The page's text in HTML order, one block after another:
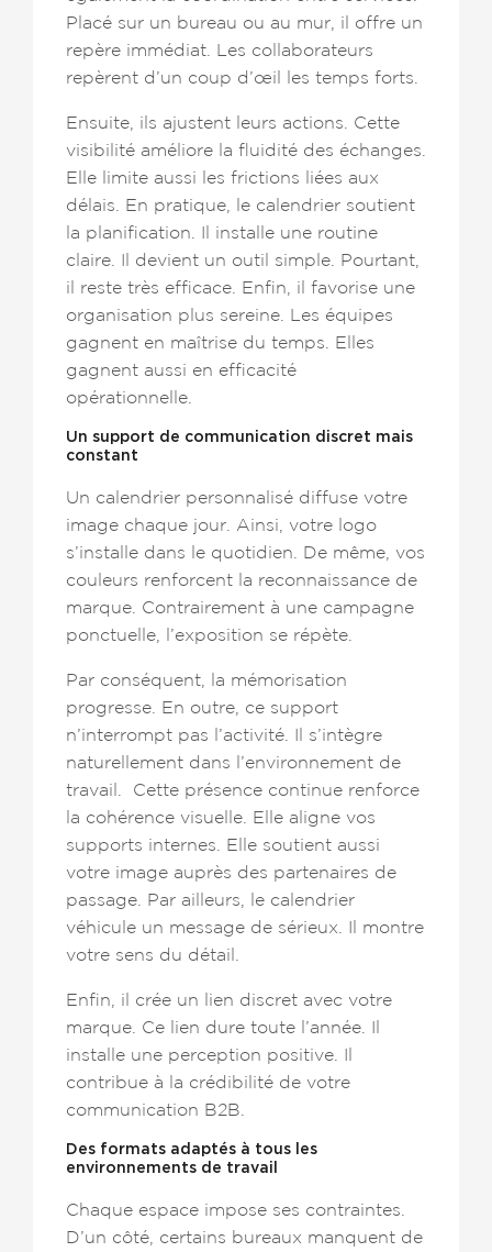
Placé sur un bureau ou au mur, il offre un
repère immédiat. Les collaborateurs
repèrent d’un coup d’œil les temps forts.
Ensuite, ils ajustent leurs actions. Cette
visibilité améliore la fluidité des échanges.
Elle limite aussi les frictions liées aux
délais. En pratique, le calendrier soutient
la planification. Il installe une routine
claire. Il devient un outil simple. Pourtant,
il reste très efficace. Enfin, il favorise une
organisation plus sereine. Les équipes
gagnent en maîtrise du temps. Elles
gagnent aussi en efficacité
opérationnelle.
Un support de communication discret mais
constant
Un calendrier personnalisé diffuse votre
image chaque jour. Ainsi, votre logo
s’installe dans le quotidien. De même, vos
couleurs renforcent la reconnaissance de
marque. Contrairement à une campagne
ponctuelle, l’exposition se répète.
Par conséquent, la mémorisation
progresse. En outre, ce support
n’interrompt pas l’activité. Il s’intègre
naturellement dans l’environnement de
travail. Cette présence continue renforce
la cohérence visuelle. Elle aligne vos
supports internes. Elle soutient aussi
votre image auprès des partenaires de
passage. Par ailleurs, le calendrier
véhicule un message de sérieux. Il montre
votre sens du détail.
Enfin, il crée un lien discret avec votre
marque. Ce lien dure toute l’année. Il
installe une perception positive. Il
contribue à la crédibilité de votre
communication B2B.
Des formats adaptés à tous les
environnements de travail
Chaque espace impose ses contraintes.
D’un côté, certains bureaux manquent de